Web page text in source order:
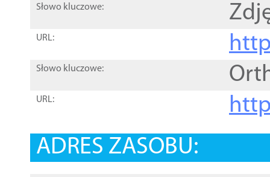
Słowo kluczowe:
URL:
Słowo kluczowe:
URL:
ADRES ZASOBU: